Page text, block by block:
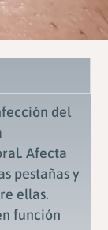
del
Afecta
pestañas y
ellas.
función